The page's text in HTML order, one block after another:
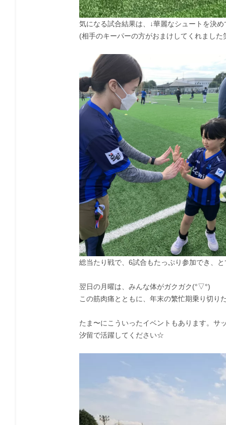
気になる試合結果は、↓華麗なシュートを決
(相手のキーパーの方がおまけしてくれまし
総当たり戦で、6試合もたっぷり参加でき、
翌日の月曜は、みんな体がガクガク(°▽°)
この筋肉痛とともに、年末の繁忙期乗り切り
たま〜にこういったイベントもあります。サ
汐留で活躍してください☆